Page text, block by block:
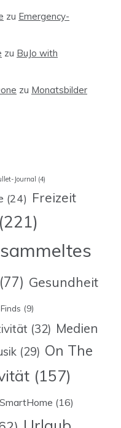
zu Emergency-
zu BuJo with
zu Monatsbilder
Journal (4)
(24) Freizeit
(221)
(77) Gesundheit
(9)
(32) Medien
(29) On The
(157)
SmartHome (16)